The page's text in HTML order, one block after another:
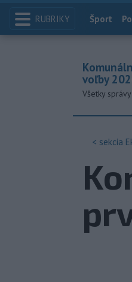
RUBRIKY Index
Šport
voľby
Všetky správy
< sekcia